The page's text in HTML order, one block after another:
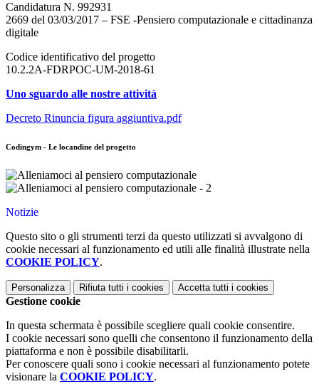
Candidatura N. 992931
2669 del 03/03/2017 – FSE -Pensiero computazionale e cittadinanza
digitale
Codice identificativo del progetto
10.2.2A-FDRPOC-UM-2018-61
Uno sguardo alle nostre attività
Decreto Rinuncia figura aggiuntiva.pdf
Codingym - Le locandine del progetto
Notizie
Questo sito o gli strumenti terzi da questo utilizzati si avvalgono di
cookie necessari al funzionamento ed utili alle finalità illustrate nella
COOKIE POLICY.
Personalizza Rifiuta tutti i cookies Accetta tutti i cookies
Gestione cookie
In questa schermata è possibile scegliere quali cookie consentire.
I cookie necessari sono quelli che consentono il funzionamento della
piattaforma e non è possibile disabilitarli.
Per conoscere quali sono i cookie necessari al funzionamento potete
visionare la COOKIE POLICY.